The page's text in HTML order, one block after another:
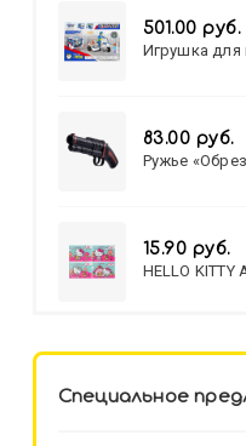
501.00 руб.
Игрушка
83.00 руб.
Ружье
15.90 руб.
HELLO
Специальное